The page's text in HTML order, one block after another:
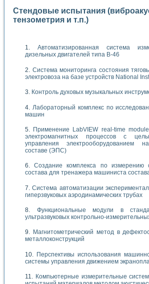
Стендовые испытания
тензометрия и т.п.)
Автоматизированная система
дизельных двигателей типа В-46
Система мониторинга состояния
электровоза на базе устройств National
Контроль духовых музыкальных
Лабораторный комплекс по
машин
Применение LabVIEW real-time
электромагнитных процессов с
управления электрооборудованием
составе (ЭПС)
Создание комплекса по измерению
состава для тренажера машиниста
Система автоматизации
гиперзвуковых аэродинамических трубах
Функциональные модули в
ультразвуковых контрольно-
Магнитометрический метод в
металлоконструкций
Перспективы использования
системы управления движением
Компьютерные измерительные